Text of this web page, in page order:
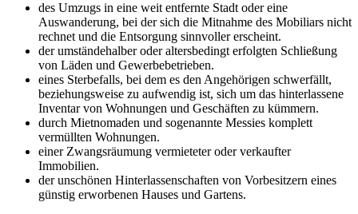
des Umzugs in eine weit entfernte Stadt oder eine
Auswanderung, bei der sich die Mitnahme des Mobiliars nicht
rechnet und die Entsorgung sinnvoller erscheint.
der umständehalber oder altersbedingt erfolgten Schließung
von Läden und Gewerbebetrieben.
eines Sterbefalls, bei dem es den Angehörigen schwerfällt,
beziehungsweise zu aufwendig ist, sich um das hinterlassene
Inventar von Wohnungen und Geschäften zu kümmern.
durch Mietnomaden und sogenannte Messies komplett
vermüllten Wohnungen.
einer Zwangsräumung vermieteter oder verkaufter
Immobilien.
der unschönen Hinterlassenschaften von Vorbesitzern eines
günstig erworbenen Hauses und Gartens.